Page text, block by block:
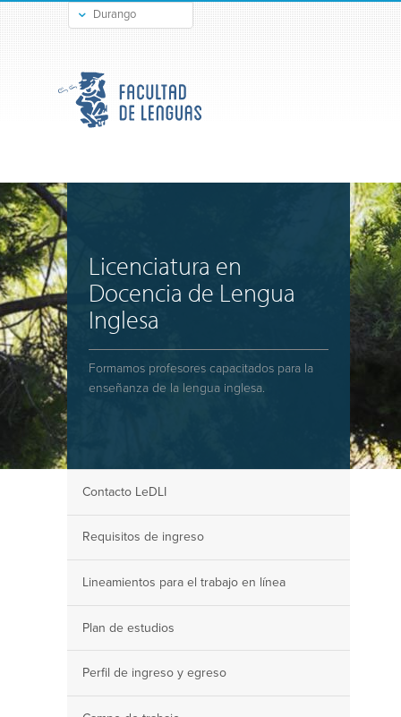
Durango
Gómez Palacio
Licenciatura en
Docencia de Lengua
Inglesa
Formamos profesores capacitados para la
enseñanza de la lengua inglesa.
Contacto LeDLI
Requisitos de ingreso
Lineamientos para el trabajo en línea
Plan de estudios
Perfil de ingreso y egreso